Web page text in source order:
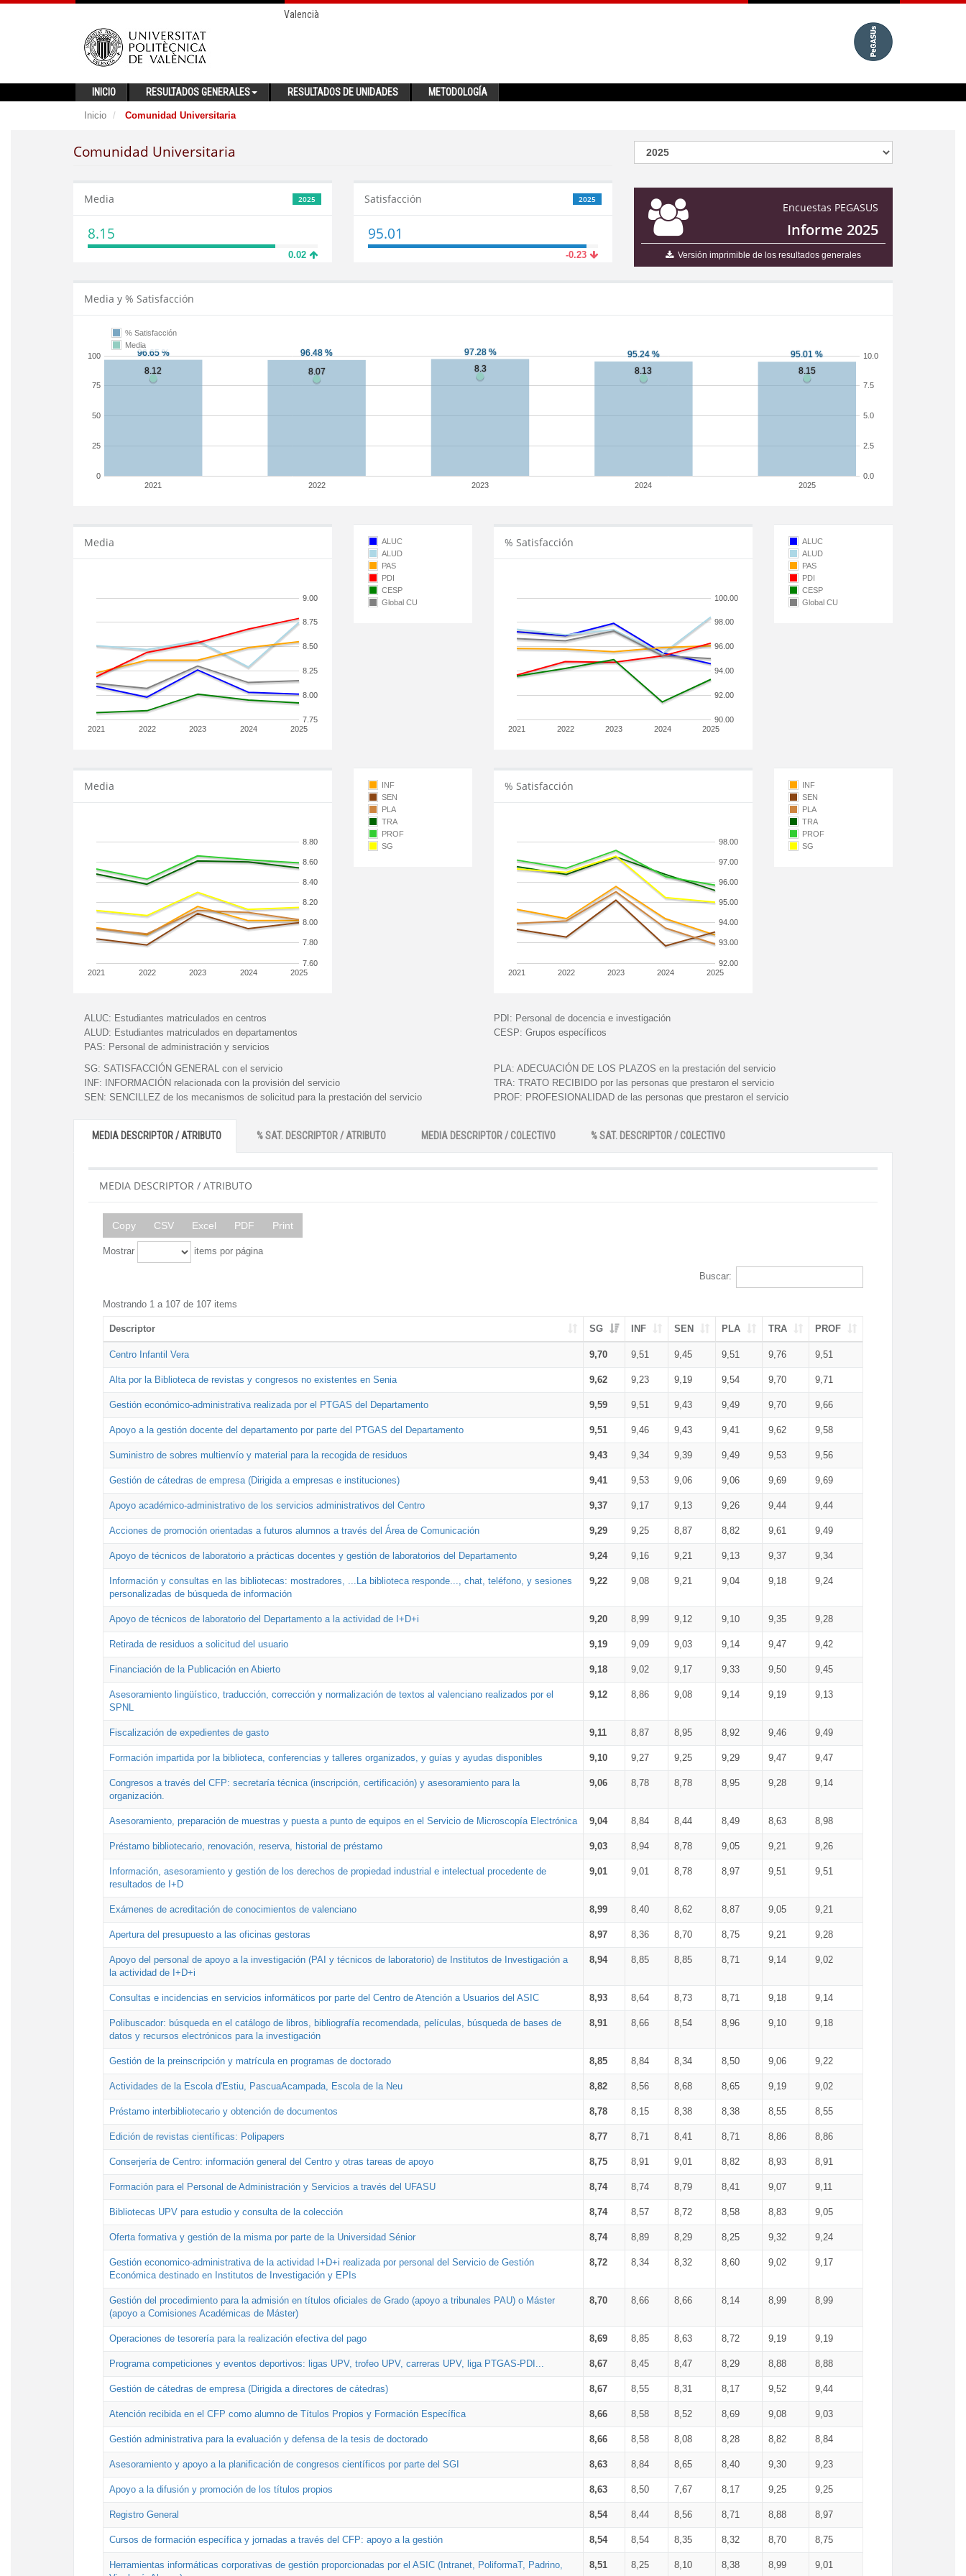
Valencià
INICIO RESULTADOS GENERALES RESULTADOS DE UNIDADES METODOLOGÍA
Inicio Comunidad Universitaria
Comunidad Universitaria
Encuestas PEGASUS
Informe 2025
Versión imprimible de los resultados generales
2025
Media
8.15
0.02
2025
Satisfacción
95.01
-0.23
Media y % Satisfacción
2021 2022 2023 2024 2025
0
25
50
75
100
0.0
2.5
5.0
7.5
10.0
% Satisfacción
Media
Media
2021 2022 2023 2024 2025
7.75
8.00
8.25
8.50
8.75
9.00
ALUC
ALUD
PAS
PDI
CESP
Global CU
% Satisfacción
2021 2022 2023 2024 2025
90.00
92.00
94.00
96.00
98.00
100.00
ALUC
ALUD
PAS
PDI
CESP
Global CU
Media
2021 2022 2023 2024 2025
7.60
7.80
8.00
8.20
8.40
8.60
8.80
INF
SEN
PLA
TRA
PROF
SG
% Satisfacción
2021 2022 2023 2024 2025
92.00
93.00
94.00
95.00
96.00
97.00
98.00
INF
SEN
PLA
TRA
PROF
SG
ALUC: Estudiantes matriculados en centros
ALUD: Estudiantes matriculados en departamentos
PAS: Personal de administración y servicios
PDI: Personal de docencia e investigación
CESP: Grupos específicos
SG: SATISFACCIÓN GENERAL con el servicio
INF:
INFORMACIÓN relacionada con la provisión del servicio
SEN: SENCILLEZ de los mecanismos de solicitud para la prestación del servicio
PLA: ADECUACIÓN DE LOS PLAZOS en la prestación del servicio
TRA: TRATO RECIBIDO por las personas que prestaron el servicio
PROF: PROFESIONALIDAD de las personas que prestaron el servicio
MEDIA DESCRIPTOR / ATRIBUTO % SAT. DESCRIPTOR / ATRIBUTO MEDIA DESCRIPTOR / COLECTIVO % SAT. DESCRIPTOR / COLECTIVO
MEDIA DESCRIPTOR / ATRIBUTO
Copy CSV Excel PDF Print
Mostrar items por página
Buscar:
Mostrando 1 a 107 de 107 items
Descriptor SG INF SEN PLA TRA PROF
Centro Infantil Vera 9,70 9,51 9,45 9,51 9,76 9,51
Alta por la Biblioteca de revistas y congresos no existentes en Senia 9,62 9,23 9,19 9,54 9,70 9,71
Gestión económico-administrativa realizada por el PTGAS del Departamento 9,59 9,51 9,43 9,49 9,70 9,66
Apoyo a la gestión docente del departamento por parte del PTGAS del Departamento 9,51 9,46 9,43 9,41 9,62 9,58
Suministro de sobres multienvío y material para la recogida de residuos 9,43 9,34 9,39 9,49 9,53 9,56
Gestión de cátedras de empresa (Dirigida a empresas e instituciones) 9,41 9,53 9,06 9,06 9,69 9,69
Apoyo académico-administrativo de los servicios administrativos del Centro 9,37 9,17 9,13 9,26 9,44 9,44
Acciones de promoción orientadas a futuros alumnos a través del Área de Comunicación 9,29 9,25 8,87 8,82 9,61 9,49
Apoyo de técnicos de laboratorio a prácticas docentes y gestión de laboratorios del Departamento 9,24 9,16 9,21 9,13 9,37 9,34
Información y consultas en las bibliotecas: mostradores, ...La biblioteca responde..., chat, teléfono, y sesiones
personalizadas de búsqueda de información
9,22 9,08 9,21 9,04 9,18 9,24
Apoyo de técnicos de laboratorio del Departamento a la actividad de I+D+i 9,20 8,99 9,12 9,10 9,35 9,28
Retirada de residuos a solicitud del usuario 9,19 9,09 9,03 9,14 9,47 9,42
Financiación de la Publicación en Abierto 9,18 9,02 9,17 9,33 9,50 9,45
Asesoramiento lingüístico, traducción, corrección y normalización de textos al valenciano realizados por el
SPNL
9,12 8,86 9,08 9,14 9,19 9,13
Fiscalización de expedientes de gasto 9,11 8,87 8,95 8,92 9,46 9,49
Formación impartida por la biblioteca, conferencias y talleres organizados, y guías y ayudas disponibles 9,10 9,27 9,25 9,29 9,47 9,47
Congresos a través del CFP: secretaría técnica (inscripción, certificación) y asesoramiento para la
organización.
9,06 8,78 8,78 8,95 9,28 9,14
Asesoramiento, preparación de muestras y puesta a punto de equipos en el Servicio de Microscopía Electrónica 9,04 8,84 8,44 8,49 8,63 8,98
Préstamo bibliotecario, renovación, reserva, historial de préstamo 9,03 8,94 8,78 9,05 9,21 9,26
Información, asesoramiento y gestión de los derechos de propiedad industrial e intelectual procedente de
resultados de I+D
9,01 9,01 8,78 8,97 9,51 9,51
Exámenes de acreditación de conocimientos de valenciano 8,99 8,40 8,62 8,87 9,05 9,21
Apertura del presupuesto a las oficinas gestoras 8,97 8,36 8,70 8,75 9,21 9,28
Apoyo del personal de apoyo a la investigación (PAI y técnicos de laboratorio) de Institutos de Investigación a
la actividad de I+D+i
8,94 8,85 8,85 8,71 9,14 9,02
Consultas e incidencias en servicios informáticos por parte del Centro de Atención a Usuarios del ASIC 8,93 8,64 8,73 8,71 9,18 9,14
Polibuscador: búsqueda en el catálogo de libros, bibliografía recomendada, películas, búsqueda de bases de
datos y recursos electrónicos para la investigación
8,91 8,66 8,54 8,96 9,10 9,18
Gestión de la preinscripción y matrícula en programas de doctorado 8,85 8,84 8,34 8,50 9,06 9,22
Actividades de la Escola d'Estiu, PascuaAcampada, Escola de la Neu 8,82 8,56 8,68 8,65 9,19 9,02
Préstamo interbibliotecario y obtención de documentos 8,78 8,15 8,38 8,38 8,55 8,55
Edición de revistas científicas: Polipapers 8,77 8,71 8,41 8,71 8,86 8,86
Conserjería de Centro: información general del Centro y otras tareas de apoyo 8,75 8,91 9,01 8,82 8,93 8,91
Formación para el Personal de Administración y Servicios a través del UFASU 8,74 8,74 8,79 8,41 9,07 9,11
Bibliotecas UPV para estudio y consulta de la colección 8,74 8,57 8,72 8,58 8,83 9,05
Oferta formativa y gestión de la misma por parte de la Universidad Sénior 8,74 8,89 8,29 8,25 9,32 9,24
Gestión economico-administrativa de la actividad I+D+i realizada por personal del Servicio de Gestión
Económica destinado en Institutos de Investigación y EPIs
8,72 8,34 8,32 8,60 9,02 9,17
Gestión del procedimiento para la admisión en títulos oficiales de Grado (apoyo a tribunales PAU) o Máster
(apoyo a Comisiones Académicas de Máster)
8,70 8,66 8,66 8,14 8,99 8,99
Operaciones de tesorería para la realización efectiva del pago 8,69 8,85 8,63 8,72 9,19 9,19
Programa competiciones y eventos deportivos: ligas UPV, trofeo UPV, carreras UPV, liga PTGAS-PDI... 8,67 8,45 8,47 8,29 8,88 8,88
Gestión de cátedras de empresa (Dirigida a directores de cátedras) 8,67 8,55 8,31 8,17 9,52 9,44
Atención recibida en el CFP como alumno de Títulos Propios y Formación Específica 8,66 8,58 8,52 8,69 9,08 9,03
Gestión administrativa para la evaluación y defensa de la tesis de doctorado 8,66 8,58 8,08 8,28 8,82 8,84
Asesoramiento y apoyo a la planificación de congresos científicos por parte del SGI 8,63 8,84 8,65 8,40 9,30 9,23
Apoyo a la difusión y promoción de los títulos propios 8,63 8,50 7,67 8,17 9,25 9,25
Registro General 8,54 8,44 8,56 8,71 8,88 8,97
Cursos de formación específica y jornadas a través del CFP: apoyo a la gestión 8,54 8,54 8,35 8,32 8,70 8,75
Herramientas informáticas corporativas de gestión proporcionadas por el ASIC (Intranet, PoliformaT, Padrino,
8,51 8,25 8,10 8,38 8,99 9,01